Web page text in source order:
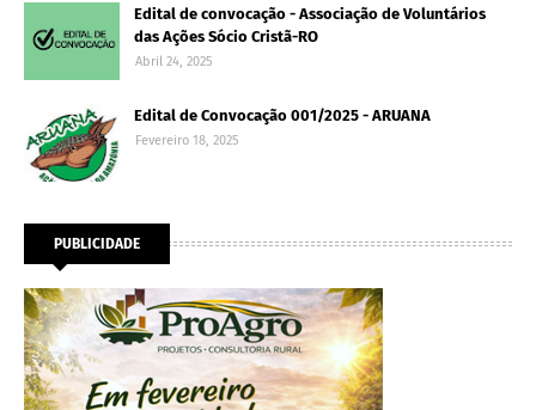
Edital de convocação - Associação de Voluntários
das Ações Sócio Cristã-RO
Abril 24, 2025
Edital de Convocação 001/2025 - ARUANA
Fevereiro 18, 2025
PUBLICIDADE